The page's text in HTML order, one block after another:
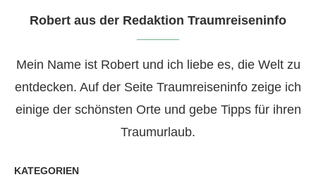
Robert aus der Redaktion Traumreiseninfo
Mein Name ist Robert und ich liebe es, die Welt zu
entdecken. Auf der Seite Traumreiseninfo zeige ich
einige der schönsten Orte und gebe Tipps für ihren
Traumurlaub.
KATEGORIEN